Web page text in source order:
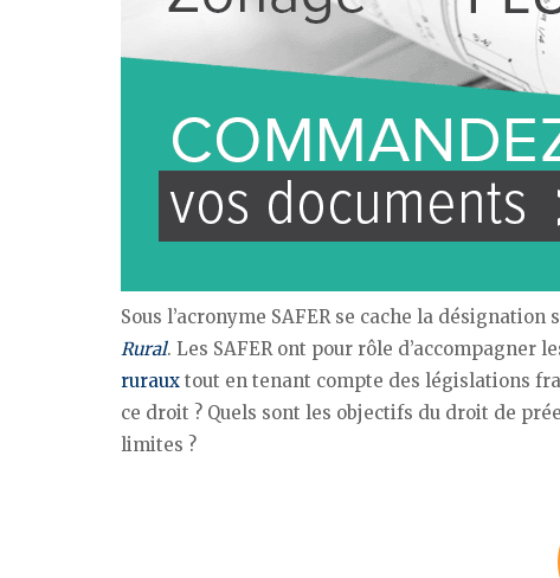
Sous l’acronyme SAFER se cache la désignation
Rural. Les SAFER ont pour rôle d’accompagner
ruraux tout en tenant compte des législations
ce droit ? Quels sont les objectifs du droit de
limites ?